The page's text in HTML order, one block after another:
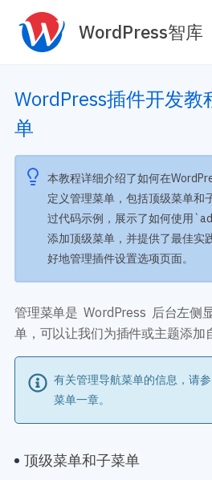
WordPress智库
主机托管
案例
主题案例
插件案例
商店
插件
资源
主题推荐
插件推荐
开发
主题
插件
主题开发分享
后台开发定制
开发文档手册
网站管理运营
WordPress插件开发
单
本教程详细介绍了如何在
定义管理菜单，包括顶级菜单和
过代码示例，展示了如何使用
添加顶级菜单，并提供了最佳实
好地管理插件设置选项页面。
管理菜单是 WordPress 后台左侧
单，可以让我们为插件或主题添加
有关管理导航菜单的信息，请
菜单一章。
顶级菜单和子菜单